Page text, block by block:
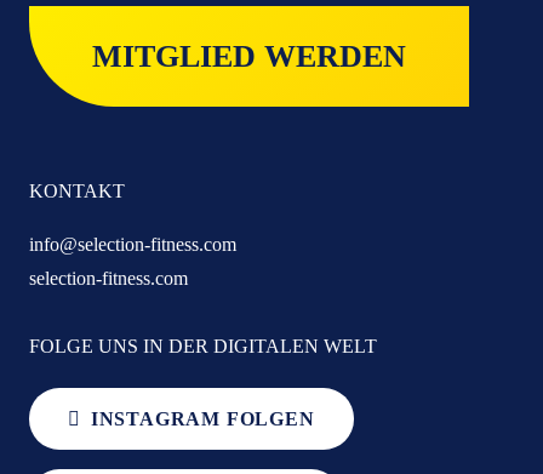
MITGLIED WERDEN
KONTAKT
info@selection-fitness.com
selection-fitness.com
FOLGE UNS IN DER DIGITALEN WELT
INSTAGRAM FOLGEN